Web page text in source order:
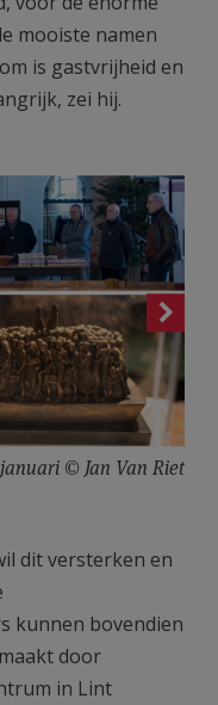
mooiste namen
is gastvrijheid en
zei hij.
© Jan Van Riet
dit versterken en
kunnen bovendien
door
in Lint